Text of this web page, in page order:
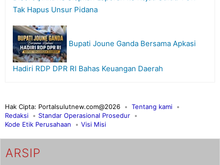
Tak Hapus Unsur Pidana
Bupati Joune Ganda Bersama Apkasi
Hadiri RDP DPR RI Bahas Keuangan Daerah
Hak Cipta: Portalsulutnew.com@2026
Tentang kami
Redaksi
Standar Operasional Prosedur
Kode Etik Perusahaan
Visi Misi
ARSIP